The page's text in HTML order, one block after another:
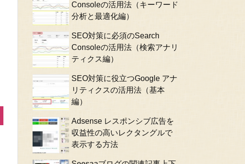
Consoleの活用法（キーワード
分析と最適化編）
SEO対策に必須のSearch
Consoleの活用法（検索アナリ
ティクス編）
SEO対策に役立つGoogle アナ
リティクスの活用法（基本
編）
Adsense レスポンシブ広告を
収益性の高いレクタングルで
表示する方法